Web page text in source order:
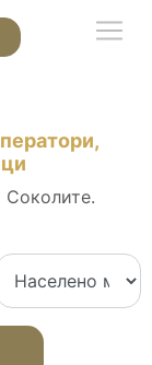
Соколите.